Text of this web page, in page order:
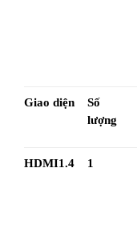
Giao diện
Số
lượng
HDMI1.4 1